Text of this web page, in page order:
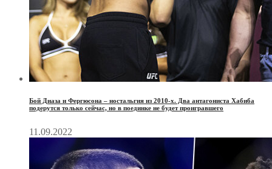
Бой Диаза и Фергюсона – ностальгия из 2010-х. Два антагониста Хабиба
подерутся только сейчас, но в поединке не будет проигравшего
11.09.2022